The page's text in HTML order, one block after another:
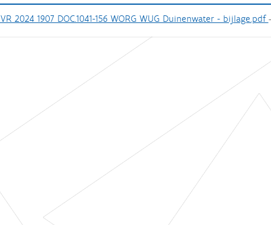
VR 2024 1907 DOC.1041-156 WORG WUG Duinenwater - bijlage.pdf